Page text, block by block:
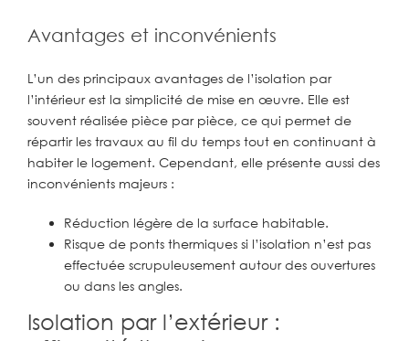
Avantages et inconvénients
L’un des principaux avantages de l’isolation par
l’intérieur est la simplicité de mise en œuvre. Elle est
souvent réalisée pièce par pièce, ce qui permet de
répartir les travaux au fil du temps tout en continuant à
habiter le logement. Cependant, elle présente aussi des
inconvénients majeurs :
Réduction légère de la surface habitable.
Risque de ponts thermiques si l’isolation n’est pas
effectuée scrupuleusement autour des ouvertures
ou dans les angles.
Isolation par l’extérieur :